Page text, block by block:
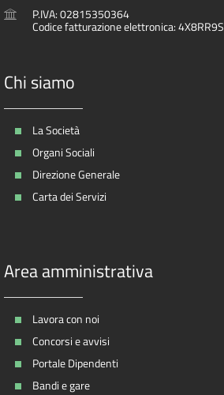
P.IVA: 02815350364
Codice fatturazione elettronica: 4X8RR9S
Chi siamo
La Società
Organi Sociali
Direzione Generale
Carta dei Servizi
Area amministrativa
Lavora con noi
Concorsi e avvisi
Portale Dipendenti
Bandi e gare